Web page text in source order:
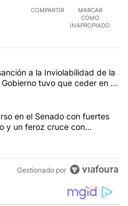
COMPARTIR
MARCAR
COMO
INAPROPIADO
más comentarios en los
"El Senado dio media
a la Inviolabilidad de la
tuvo que ceder en la
"Bullrich cerró su discurso
en el Senado con fuertes
y un feroz cruce con
“¡cállate!”
Gestionado por